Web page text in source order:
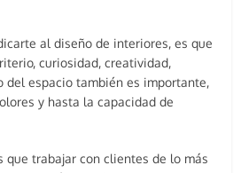
al diseño de interiores, es que
curiosidad, creatividad,
del espacio también es importante,
y hasta la capacidad de
que trabajar con clientes de lo más